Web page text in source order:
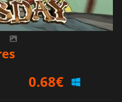
1.27€